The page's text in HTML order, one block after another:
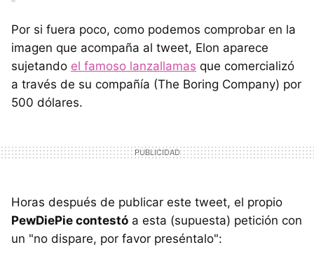
Por si fuera poco, como podemos comprobar en la
imagen que acompaña al tweet, Elon aparece
sujetando el famoso lanzallamas que comercializó
a través de su compañía (The Boring Company) por
500 dólares.
Horas después de publicar este tweet, el propio
PewDiePie contestó a esta (supuesta) petición con
un "no dispare, por favor preséntalo":